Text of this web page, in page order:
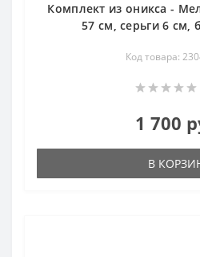
Комплект из оникса -
57 см, серьги 6 см,
Код товара:
1 700
В